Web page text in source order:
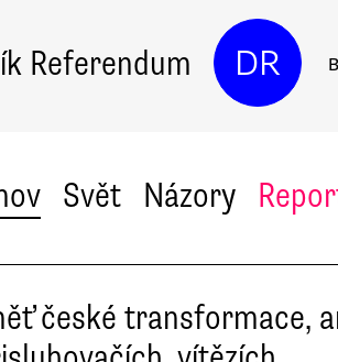
Referendum DR
Svět Názory
české transformace,